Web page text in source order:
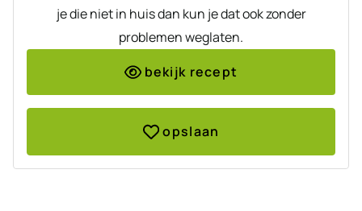
je die niet in huis dan kun je dat ook zonder
problemen weglaten.
bekijk recept
opslaan